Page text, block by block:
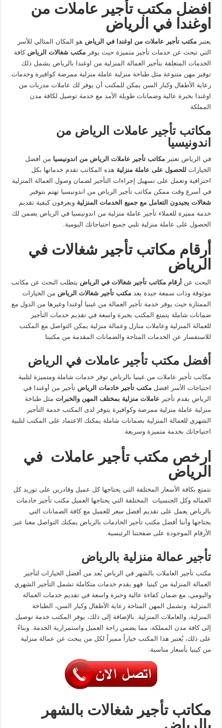
افضل مكتب تأجير عاملات من
اوغندا في الرياض
يعتبرمكتب تأجير عاملات من اوغندا في الرياض هو المكان المثالي للأسر
التي تبحث عن خدمات تأجير متميزة حيث يوفرمكتب شغالات الرياض كافة
الخدمات المتعلقة بتأجير العمالة المنزلية من اوغندا بالرياض يشمل ذلك
توفير مهن متنوعة مثل طباخة منزلية عاملة منزلية ممرضة كوافيرة وخدمات
رعاية الأطفال وكبار السن يمكن للمكتب أن يوفر لك عاملات مدربات من
اوغندا بخبرة عالية وضمانات طويلة الأمد مع خدمة توصيل لكافة مدن
المملكة
مكاتب تأجير عاملات الرياض من
اندونيسيا
في الرياض تعتبرمكاتب تأجير عاملات الرياض من اندونيسيا من أفضل
الخياراتللحصول على عاملة منزلية هذه المكاتب تقدم خدماتها بكل
احترافية وتعمل على تسهيل إجراءات التأجير لضمان وصول العمالة المنزلية
في أسرع وقت ممكن مكاتب تأجير الرياض من اندونيسيا تهتم بتوفير
شغالات يجيدون التعامل مع جميع الخدمات المنزلية ويعرفون كيفية تقديم
خدمة مميزة للعملاء تأجير عاملة منزلية من اندونيسيا في الرياض يضمن لك
الحصول على عاملة منزلية تلبي جميع احتياجاتك اليومية.
أرقام مكاتب تأجير شغالات في
الرياض
البحث عن أرقام مكاتب تأجير شغالات في الرياض يتطلب البحث عن مكاتب
موثوقة وذات سمعة جيدة يعدمكتب تأجير شغالات الرياض من الخيارات
الممتازة حيث يوفر خدمة تأجير العمالة من غينيا أوغندا وغيرها من الدول مع
ضمانات شاملة يتمتع المكتب بخبرة واسعة في تقديم خدمات التأجير
للعمالة المنزلية وعاملات منازل وعمالة منزلية يمكن التواصل مع المكتب
للاستفسار عن الخدمات المتاحة والضمانات المقدمة من مكتبنا
أفضل مكتب تأجير عاملات في الرياض
مكاتب تأجير عاملات من غينيا بالرياض توفر خدمات شاملة ومتميزة لتلبية
احتياجات الأسر افضلمكتب تأجير خادمات الرياض تأجير من أوغندا في
الرياض يقدم تأجير عاملات منزلية بمختلف المهن والخبرات مثل طباخة
منزلية عاملة منزلية ممرضة وكوافيرة يتوفر لدى المكتب خدمة التأجير
الشهري للعمالة المنزلية بضمانات شاملة يمكنك الاعتماد على المكتب لتلبية
احتياجاتك بخدمة متميزة وسريعة.
ارخص مكتب تأجير عاملات في
الرياض
نتمتع بكافة الأسعار المختلفة التي يحتاجها كل عميل وقادرين على توريد كل
العماله وكل الجنسيات المختلفة التي يحتاجها العميل مكتب تأجير خادمات
بالرياض يعمل على تقديم أفضل سعر للعميل مع كافة الضمانات التي
يحتاجها وأننا أفضل مكتب تأجير الخادمات بالرياض يمكنك التواصل معنا عبر
الأرقام الموجودة على صفحتنا الرئيسية.
تأجير عمالة منزلية بالرياض
مكتب تأجير العاملات بالشهر في الرياض يُعد من أفضل الخيارات لتأجير
العمالة المنزلية من كينيا. فهو يقدم خدمات متكاملة تشمل التأجير الشهري
واليومي، مع ضمان كفاءة عالية وخبرة واسعة في تقديم خدمات العمالة
المنزلية. وتشمل المهن المتاحة رعاية الأطفال وكبار السن، الطباخة
المنزلية، والعاملات المنزلية. بالإضافة إلى ذلك، يوفر المكتب خدمة توصيل
إلى كافة مدن المملكة، مما يضمن راحة العميل واستمرارية الخدمة. وبناءً
على ذلك، يُعتبر هذا المكتب خياراً مميزاً لكل من يبحث عن عمالة منزلية
من كينيا بأسعار مناسبة.
مكاتب تأجير شغالات بالشهر